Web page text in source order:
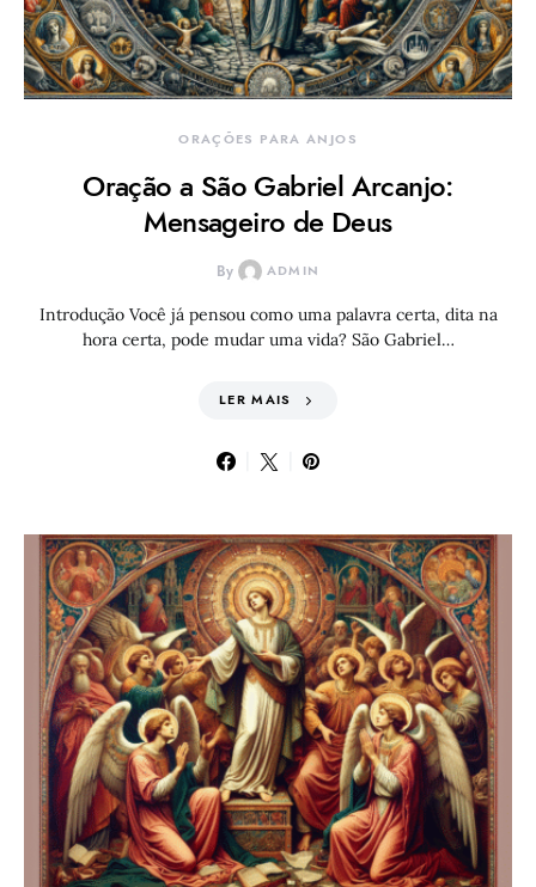
ORAÇÕES PARA ANJOS
Oração a São Gabriel Arcanjo:
Mensageiro de Deus
By ADMIN
Introdução Você já pensou como uma palavra certa, dita na
hora certa, pode mudar uma vida? São Gabriel…
LER MAIS